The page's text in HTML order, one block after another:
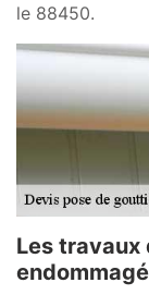
le 88450.
Les travaux